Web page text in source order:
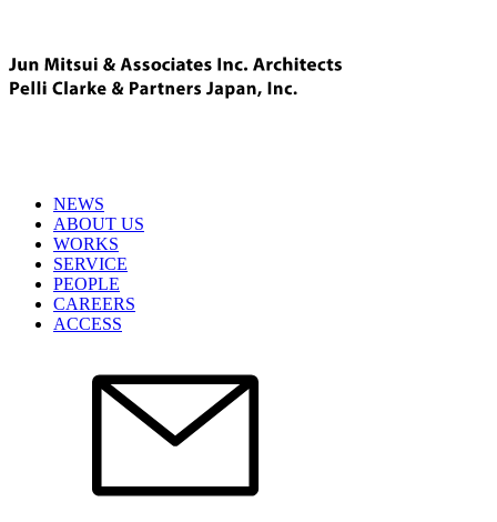
NEWS
ABOUT US
WORKS
SERVICE
PEOPLE
CAREERS
ACCESS